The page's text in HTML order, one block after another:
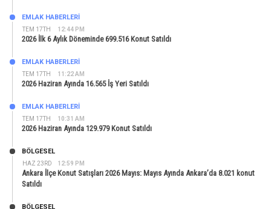
TEM 17TH 12:44 PM
EMLAK HABERLERI
2026 İlk 6 Aylık Döneminde 699.516 Konut Satıldı
TEM 17TH 11:22 AM
EMLAK HABERLERI
2026 Haziran Ayında 16.565 İş Yeri Satıldı
TEM 17TH 10:31 AM
EMLAK HABERLERI
2026 Haziran Ayında 129.979 Konut Satıldı
HAZ 23RD 12:59 PM
BÖLGESEL
Ankara İlçe Konut Satışları 2026 Mayıs: Mayıs Ayında Ankara’da 8.021 konut
Satıldı
BÖLGESEL